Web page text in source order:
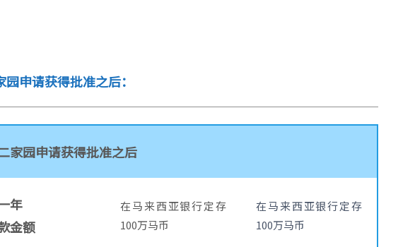
园申请获得批准之后：
家园申请获得批准之后
年
金额
在马来西亚银行定存
100万马币
在马来西亚银行定存
100万马币